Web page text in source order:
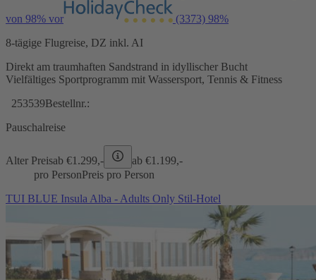
von 98% vor (3373) 98%
8-tägige Flugreise, DZ inkl. AI
Direkt am traumhaften Sandstrand in idyllischer Bucht
Vielfältiges Sportprogramm mit Wassersport, Tennis & Fitness
253539Bestellnr.:
Pauschalreise
Alter Preisab €1.299,- ab €1.199,-
pro PersonPreis pro Person
TUI BLUE Insula Alba - Adults Only Stil-Hotel